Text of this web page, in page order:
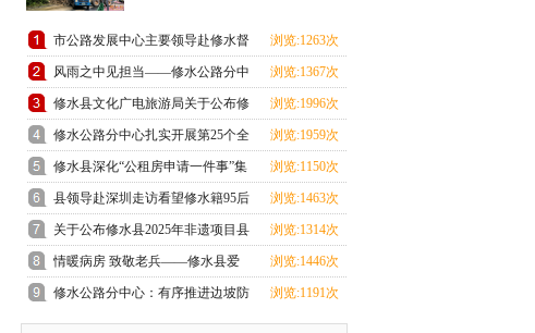
市公路发展中心主要领导赴修水督
导汛期地质灾害
浏览:1263次
风雨之中见担当——修水公路分中
心全力投入汛期
浏览:1367次
修水县文化广电旅游局关于公布修
水县2025年非遗
浏览:1996次
修水公路分中心扎实开展第25个全
国＂安全生产月
浏览:1959次
修水县深化“公租房申请一件事”集
成改革
浏览:1150次
县领导赴深圳走访看望修水籍95后
航天创业者卢驭
浏览:1463次
关于公布修水县2025年非遗项目县
级传承人名单
浏览:1314次
情暖病房 致敬老兵——修水县爱
国拥军促进会探望
浏览:1446次
修水公路分中心：有序推进边坡防
护工程，筑牢道
浏览:1191次